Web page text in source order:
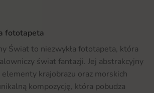
fototapeta
Świat to niezwykła fototapeta, która
świat fantazji. Jej abstrakcyjny
elementy krajobrazu oraz morskich
kompozycję, która pobudza